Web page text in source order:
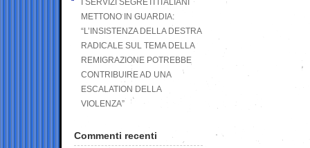
I SERVIZI SEGRETI ITALIANI
METTONO IN GUARDIA:
“L’INSISTENZA DELLA DESTRA
RADICALE SUL TEMA DELLA
REMIGRAZIONE POTREBBE
CONTRIBUIRE AD UNA
ESCALATION DELLA
VIOLENZA”
Commenti recenti